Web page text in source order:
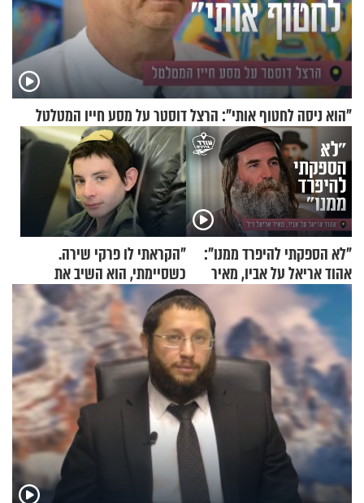
"הוא ניסה לחטוף אותי": הרצל דוסטר על מסע חייו המטלטל
"לא הספקתי להיפרד ממנו":
אהוד אריאל על אביו, מאיר
אריאל ז"ל
"הקראתי לו פרקי שירה.
כשסיימתי, הוא השיב את
נשמתו לבורא"